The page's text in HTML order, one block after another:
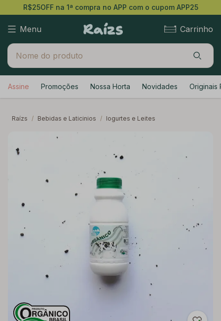
R$25OFF na 1ª compra no APP com o cupom APP25
Menu Carrinho
Assine Promoções Nossa Horta Novidades Originais
Raízs / Bebidas e Laticinios / Iogurtes e Leites